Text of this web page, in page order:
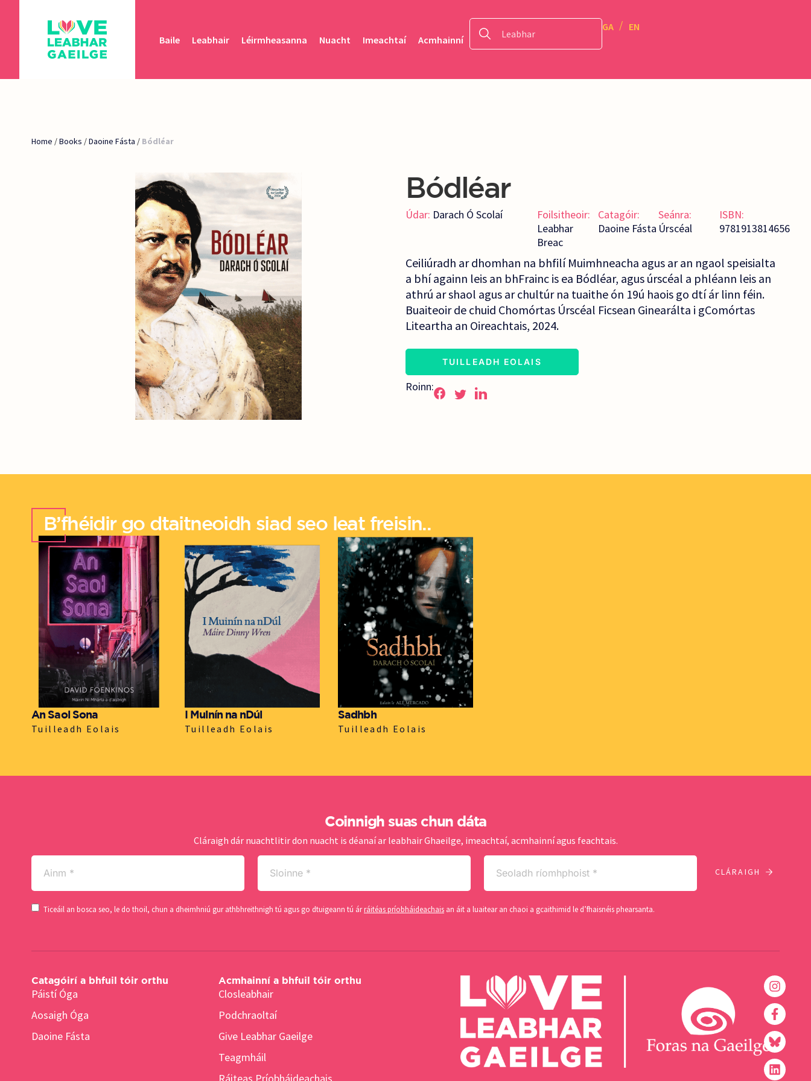
Baile Leabhair Léirmheasanna Nuacht Imeachtaí Acmhainní
GA EN
Home /Books /Daoine Fásta / Bódléar
Bódléar
Údar: Darach Ó Scolaí
Foilsitheoir:
Leabhar
Breac
Catagóir:
Daoine Fásta
Seánra:
Úrscéal
ISBN:
9781913814656
Ceiliúradh ar dhomhan na bhfilí Muimhneacha agus ar an ngaol speisialta
a bhí againn leis an bhFrainc is ea Bódléar, agus úrscéal a phléann leis an
athrú ar shaol agus ar chultúr na tuaithe ón 19ú haois go dtí ár linn féin.
Buaiteoir de chuid Chomórtas Úrscéal Ficsean Ginearálta i gComórtas
Liteartha an Oireachtais, 2024.
TUILLEADH EOLAIS
Roinn:
B’fhéidir go dtaitneoidh siad seo leat freisin..
An Saol Sona
Tuilleadh Eolais
I Muinín na nDúl
Tuilleadh Eolais
Sadhbh
Tuilleadh Eolais
Coinnigh suas chun dáta
Cláraigh dár nuachtlitir don nuacht is déanaí ar leabhair Ghaeilge, imeachtaí, acmhainní agus feachtais.
Ainm
(Required)
Sloinne
(Required)
Seoladh
ríomhphoist
(Required)
Consent
Ticeáil an bosca seo, le do thoil, chun a dheimhniú gur athbhreithnigh tú agus go dtuigeann tú árráitéas príobháideachais an áit a luaitear an chaoi a gcaithimid le d’fhaisnéis phearsanta.
Catagóirí a bhfuil tóir orthu
Páistí Óga
Aosaigh Óga
Daoine Fásta
Acmhainní a bhfuil tóir orthu
Closleabhair
Podchraoltaí
Give Leabhar Gaeilge
Teagmháil